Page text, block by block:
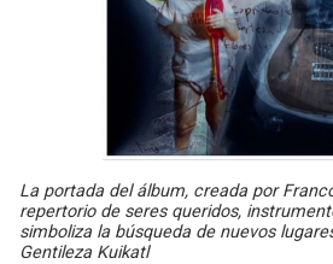
La portada del álbum, creada por
repertorio de seres queridos,
simboliza la búsqueda de nuevos
Gentileza Kuikatl